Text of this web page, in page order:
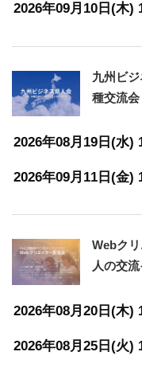
2026年09月10日(木
九州ビ
種交流会
2026年08月19日(水
2026年09月11日(金
Webク
人の交
2026年08月20日(木
2026年08月25日(火